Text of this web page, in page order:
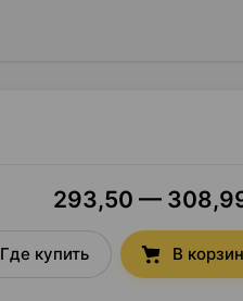
293,50 —
Где купить В